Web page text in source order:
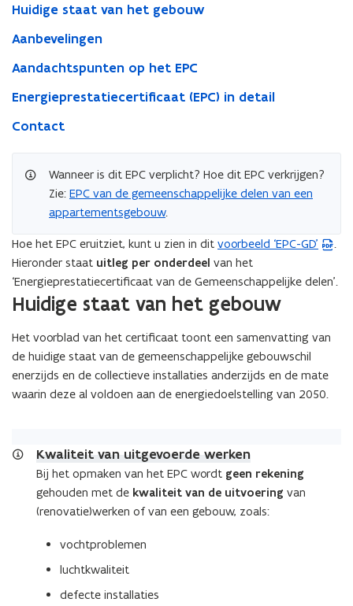
Huidige staat van het gebouw
Aanbevelingen
Aandachtspunten op het EPC
Energieprestatiecertificaat (EPC) in detail
Contact
Wanneer is dit EPC verplicht? Hoe dit EPC verkrijgen?
Zie: EPC van de gemeenschappelijke delen van een
appartementsgebouw.
Hoe het EPC eruitziet, kunt u zien in dit voorbeeld ‘EPC-GD’
(
P
D
F
b
e
s
t
a
o
p
e
n
.
Hieronder staat uitleg per onderdeel van het
‘Energieprestatiecertificaat van de Gemeenschappelijke delen’.
Huidige staat van het gebouw
Het voorblad van het certificaat toont een samenvatting van
de huidige staat van de gemeenschappelijke gebouwschil
enerzijds en de collectieve installaties anderzijds en de mate
waarin deze al voldoen aan de energiedoelstelling van 2050.
Kwaliteit van uitgevoerde werken
Bij het opmaken van het EPC wordt geen rekening
gehouden met de kwaliteit van de uitvoering van
(renovatie)werken of van een gebouw, zoals:
vochtproblemen
luchtkwaliteit
defecte installaties